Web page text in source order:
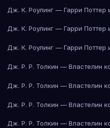
Дж. К. Роулинг — Гарри Поттер
Дж. К. Роулинг — Гарри Поттер
Дж. К. Роулинг — Гарри Поттер
Дж. Р. Р. Толкин — Властелин
Дж. Р. Р. Толкин — Властелин
Дж. Р. Р. Толкин — Властелин
Дж. Р. Р. Толкин — Властелин